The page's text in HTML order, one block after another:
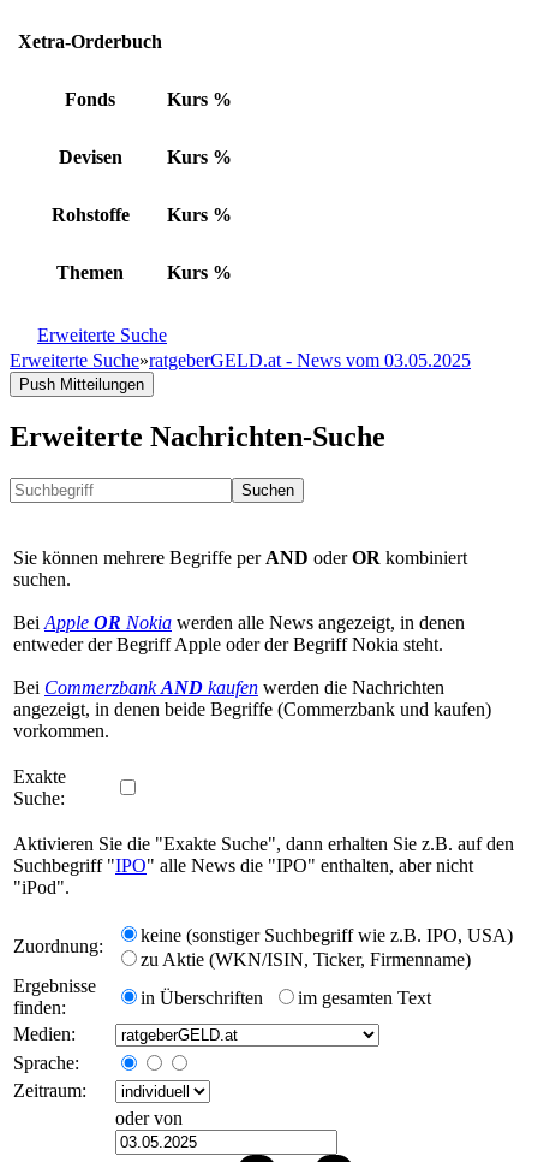
Xetra-Orderbuch
Fonds Kurs %
Devisen Kurs %
Rohstoffe Kurs %
Themen Kurs %
Erweiterte Suche
Erweiterte Suche»ratgeberGELD.at - News vom 03.05.2025
Push Mitteilungen
Erweiterte Nachrichten-Suche
Suchen
Sie können mehrere Begriffe per AND oderOR kombiniert
suchen.
Bei Apple OR Nokia werden alle News angezeigt, in denen
entweder der Begriff Apple oder der Begriff Nokia steht.
Bei CommerzbankAND kaufen werden die Nachrichten
angezeigt, in denen beide Begriffe (Commerzbank und kaufen)
vorkommen.
Exakte
Suche:
Aktivieren Sie die "Exakte Suche", dann erhalten Sie z.B. auf den
Suchbegriff "IPO" alle News die "IPO" enthalten, aber nicht
"iPod".
Zuordnung:
keine (sonstiger Suchbegriff wie z.B. IPO, USA)
zu Aktie (WKN/ISIN, Ticker, Firmenname)
Ergebnisse
finden:
in Überschriften
im gesamten Text
Medien:
Sprache:
Zeitraum:
oder von